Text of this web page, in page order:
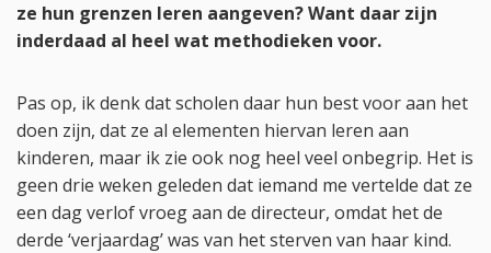
ze hun grenzen leren aangeven? Want daar zijn
inderdaad al heel wat methodieken voor.
Pas op, ik denk dat scholen daar hun best voor aan het
doen zijn, dat ze al elementen hiervan leren aan
kinderen, maar ik zie ook nog heel veel onbegrip. Het is
geen drie weken geleden dat iemand me vertelde dat ze
een dag verlof vroeg aan de directeur, omdat het de
derde ‘verjaardag’ was van het sterven van haar kind.